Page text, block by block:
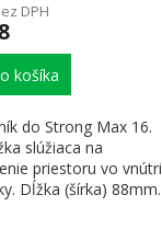
DPH
košíka
do Strong Max 16.
slúžiaca na
priestoru vo vnútri
Dĺžka (šírka) 88mm.